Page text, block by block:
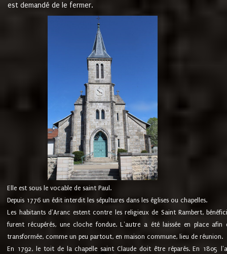
est demandé de le fermer.
Elle est sous le vocable de saint Paul.
Depuis 1776 un édit interdit les sépultures dans les églises ou chapelles.
Les habitants d'Aranc estent contre les religieux de Saint Rambert,
furent récupérés, une cloche fondue. L'autre a été laissée en place
transformée, comme un peu partout, en maison commune, lieu de réunion.
En 1792, le toit de la chapelle saint Claude doit être réparés. En 1805